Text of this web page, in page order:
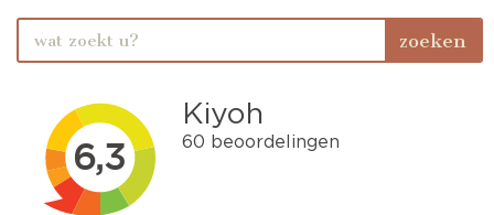
zoeken